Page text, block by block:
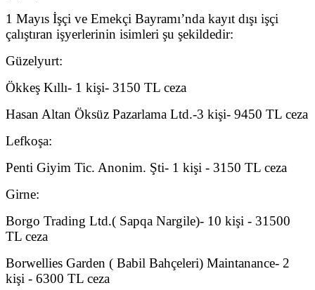
1 Mayıs İşçi ve Emekçi Bayramı’nda kayıt dışı işçi
çalıştıran işyerlerinin isimleri şu şekildedir:
Güzelyurt:
Ökkeş Kıllı- 1 kişi- 3150 TL ceza
Hasan Altan Öksüz Pazarlama Ltd.-3 kişi- 9450 TL ceza
Lefkoşa:
Penti Giyim Tic. Anonim. Şti- 1 kişi - 3150 TL ceza
Girne:
Borgo Trading Ltd.( Sapqa Nargile)- 10 kişi - 31500
TL ceza
Borwellies Garden ( Babil Bahçeleri) Maintanance- 2
kişi - 6300 TL ceza